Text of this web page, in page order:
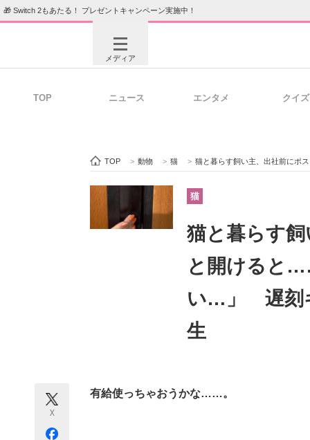
🎁 Switch 2もあたる！ プレゼントキャンペーン実施中！
メディア
ビジネスと働き方のヒント
モノづくり技術者専門サイト
TOP ニュース エンタメ クイズ
TOP > 動物 > 猫 > 猫と暮らす飼い主、出社前にポスト
猫
猫と暮らす
と開けると
い…」 遅刻
生
X
有給使っちゃおうかな……。